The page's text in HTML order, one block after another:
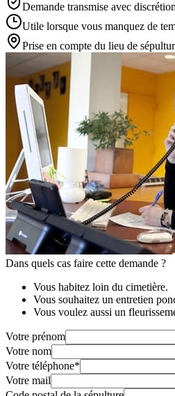
Demande transmise avec discrétion
Utile lorsque vous manquez de
Prise en compte du lieu de
Dans quels cas faire cette demande ?
Vous habitez loin du cimetière.
Vous souhaitez un entretien
Vous voulez aussi un
Votre prénom
Votre nom
Votre téléphone*
Votre mail